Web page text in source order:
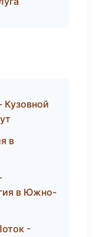
Кузовной
в
в Южно-
-